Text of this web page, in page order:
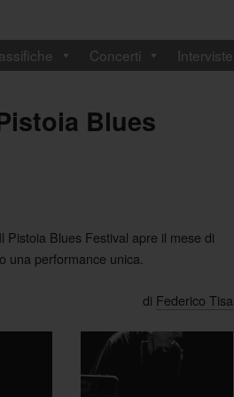
Concerti Interviste
Blues
Blues Festival apre il mese di
una performance unica.
di Federico Tisa